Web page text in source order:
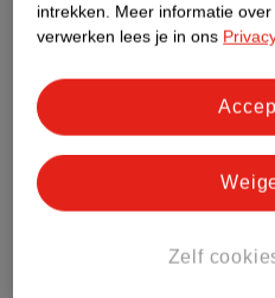
Bestel &
Bekijk ook
intrekken. Meer informatie
verwerken lees je in ons
Zelf